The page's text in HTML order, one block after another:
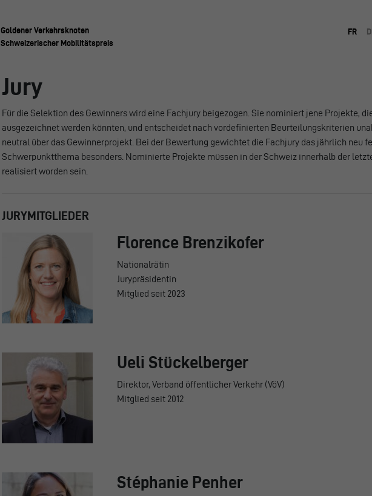
Goldener Verkehrsknoten
Schweizerischer Mobilitätspreis
FR
Jury
Für die Selektion des Gewinners wird eine Fachjury beigezogen. Sie nominiert jene Projekte,
ausgezeichnet werden könnten, und entscheidet nach vordefinierten Beurteilungskriterien
neutral über das Gewinnerprojekt. Bei der Bewertung gewichtet die Fachjury das jährlich neu
Schwerpunktthema besonders. Nominierte Projekte müssen in der Schweiz innerhalb der
realisiert worden sein.
JURYMITGLIEDER
Florence Brenzikofer
Nationalrätin
Jurypräsidentin
Mitglied seit 2023
Ueli Stückelberger
Direktor, Verband öffentlicher Verkehr (VöV)
Mitglied seit 2012
Stéphanie Penher